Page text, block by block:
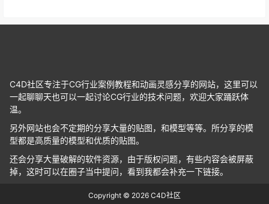
C4D社区专注于CG行业案例教程和动画灵感分享的网站，这里可以
一起聊聊天也可以一起讨论CG行业的技术问题，欢迎大家踊跃体
温。
另外网站也会不定期的分享大量的贴图，和模型等等。所分享的模
型都是高质量的模型和优质的贴图。
还会分享大量破解的软件资源，由于版权问题，有些内容会被屏蔽
掉，这时可以在圈子当中提问，看到我都会补充一下链接。
Copyright © 2026 C4D社区